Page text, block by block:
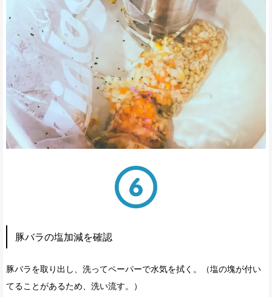
豚バラの塩加減を確認
豚バラを取り出し、洗ってペーパーで水気を拭く。（塩の塊が付い
てることがあるため、洗い流す。）